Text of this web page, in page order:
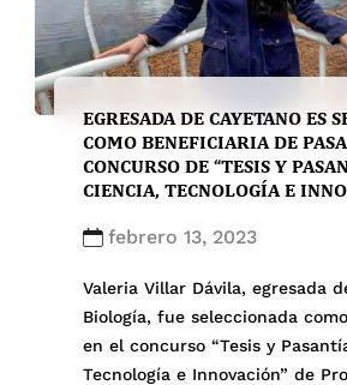
EGRESADA DE CAYETANO ES
COMO BENEFICIARIA DE
CONCURSO DE “TESIS Y
CIENCIA, TECNOLOGÍA E
febrero 13, 2023
Valeria Villar Dávila, egresada
Biología, fue seleccionada
en el concurso “Tesis y
Tecnología e Innovación” de